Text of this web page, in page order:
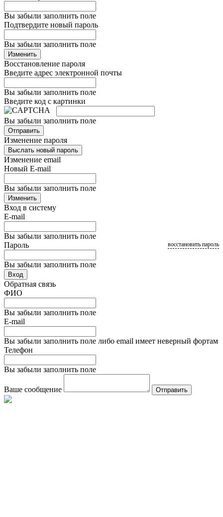
Вы забыли заполнить поле
Подтвердите новый пароль
Вы забыли заполнить поле
Изменить
Восстановление пароля
Введите адрес электронной почты
Вы забыли заполнить поле
Введите код с картинки
Вы забыли заполнить поле
Отправить
Изменение пароля
Выслать новый пароль
Изменение email
Новый E-mail
Вы забыли заполнить поле
Изменить
Вход в систему
E-mail
Вы забыли заполнить поле
Пароль
Вы забыли заполнить поле
восстановить пароль
Вход
Обратная связь
ФИО
Вы забыли заполнить поле
E-mail
Вы забыли заполнить поле либо email имеет неверный фортам
Телефон
Вы забыли заполнить поле
Ваше сообщение Отправить